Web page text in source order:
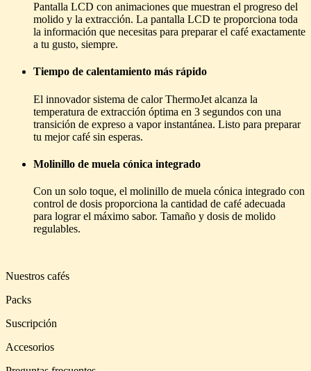
Pantalla LCD con animaciones que muestran el progreso del
molido y la extracción. La pantalla LCD te proporciona toda
la información que necesitas para preparar el café exactamente
a tu gusto, siempre.
Tiempo de calentamiento más rápido
El innovador sistema de calor ThermoJet alcanza la
temperatura de extracción óptima en 3 segundos con una
transición de expreso a vapor instantánea. Listo para preparar
tu mejor café sin esperas.
Molinillo de muela cónica integrado
Con un solo toque, el molinillo de muela cónica integrado con
control de dosis proporciona la cantidad de café adecuada
para lograr el máximo sabor. Tamaño y dosis de molido
regulables.
Nuestros cafés
Packs
Suscripción
Accesorios